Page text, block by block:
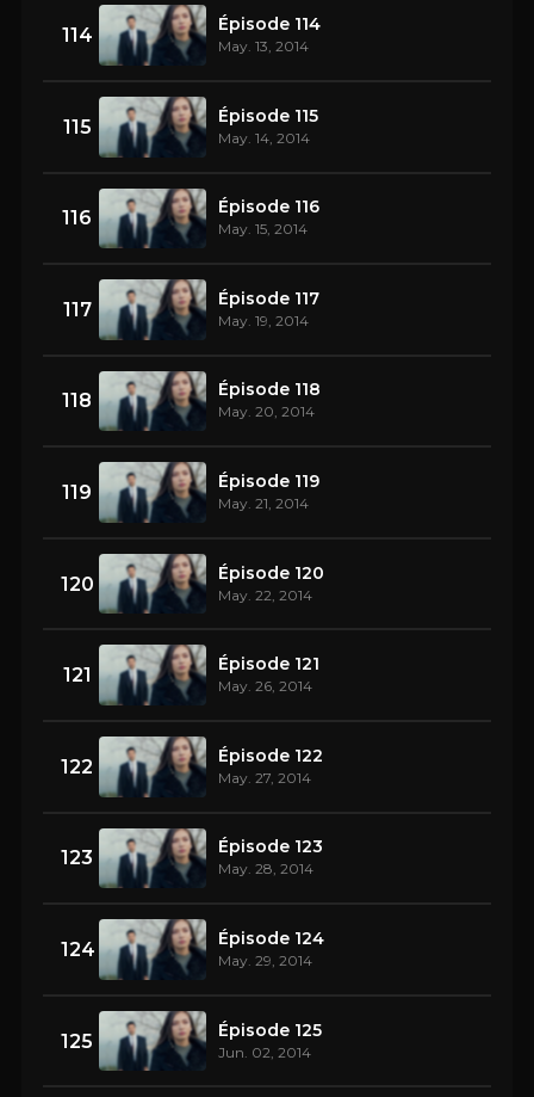
114 Épisode 114
May. 13, 2014
115 Épisode 115
May. 14, 2014
116 Épisode 116
May. 15, 2014
117 Épisode 117
May. 19, 2014
118 Épisode 118
May. 20, 2014
119 Épisode 119
May. 21, 2014
120 Épisode 120
May. 22, 2014
121 Épisode 121
May. 26, 2014
122 Épisode 122
May. 27, 2014
123 Épisode 123
May. 28, 2014
124 Épisode 124
May. 29, 2014
125 Épisode 125
Jun. 02, 2014